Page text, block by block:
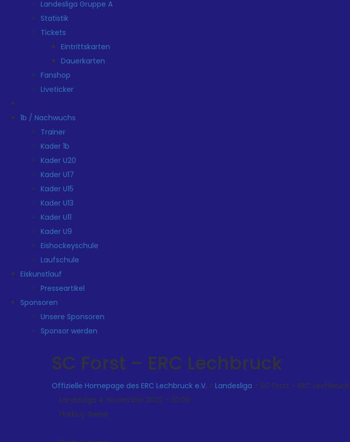
Landesliga Gruppe A
Statistik
Tickets
Eintrittskarten
Dauerkarten
Fanshop
Liveticker
1b / Nachwuchs
Trainer
Kader 1b
Kader U20
Kader U17
Kader U15
Kader U13
Kader U11
Kader U9
Eishockeyschule
Laufschule
Eiskunstlauf
Presseartikel
Sponsoren
Unsere Sponsoren
Sponsor werden
SC Forst – ERC Lechbruck
Offizielle Homepage des ERC Lechbruck e.V. > Landesliga > SC Forst – ERC Lechbruck
Landesliga 4. November 2022 - 20:00
Flatbuy Arena